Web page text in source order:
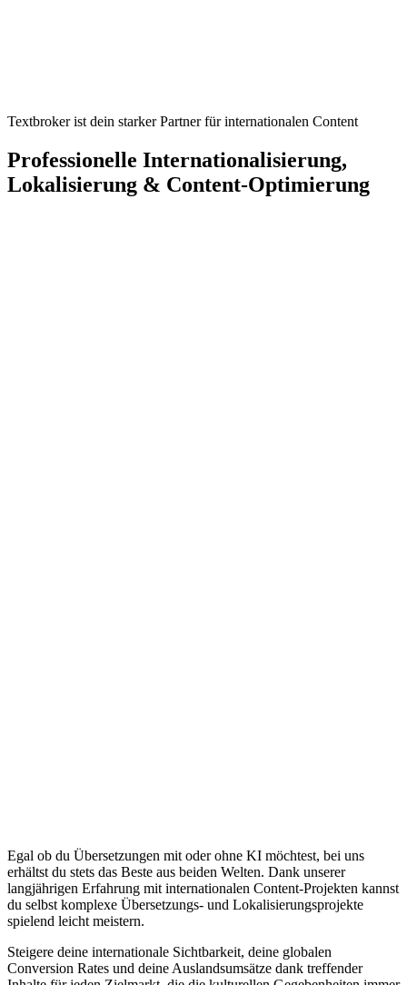
Textbroker ist dein starker Partner für internationalen Content
Professionelle Internationalisierung,
Lokalisierung & Content-Optimierung
Egal ob du Übersetzungen mit oder ohne KI möchtest, bei uns
erhältst du stets das Beste aus beiden Welten. Dank unserer
langjährigen Erfahrung mit internationalen Content-Projekten kannst
du selbst komplexe Übersetzungs- und Lokalisierungsprojekte
spielend leicht meistern.
Steigere deine internationale Sichtbarkeit, deine globalen
Conversion Rates und deine Auslandsumsätze dank treffender